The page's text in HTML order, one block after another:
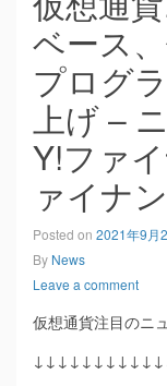
ベース
プログ
上げ –
Y!ファ
ァイナ
Posted on 2021年9月
By News
Leave a comment
仮想通貨注目のニ